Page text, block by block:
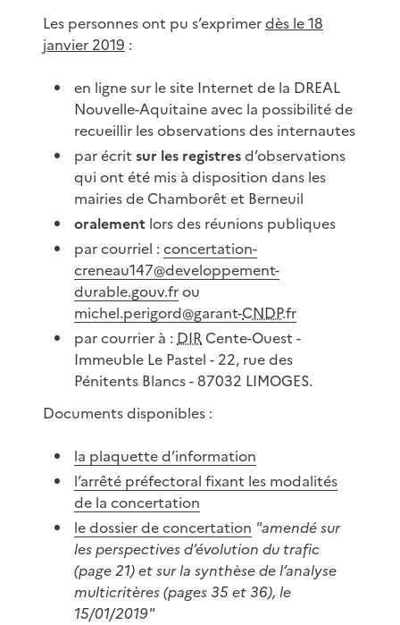
Les personnes ont pu s’exprimerdès le 18
janvier 2019 :
en ligne sur le site Internet de la DREAL
Nouvelle-Aquitaine avec la possibilité de
recueillir les observations des internautes
par écritsur les registresd’observations
qui ont été mis à disposition dans les
mairies de Chamborêt et Berneuil
oralement lors des réunions publiques
par courriel :concertation-
creneau147@developpement-
durable.gouv.frou
michel.perigord@garant-CNDP.fr
par courrier à : DIR Cente-Ouest -
Immeuble Le Pastel - 22, rue des
Pénitents Blancs - 87032 LIMOGES.
Documents disponibles :
la plaquette d’information
l’arrêté préfectoral fixant les modalités
de la concertation
le dossier de concertation "amendé sur
les perspectives d’évolution du trafic
(page 21) et sur la synthèse de l’analyse
multicritères (pages 35 et 36), le
15/01/2019"